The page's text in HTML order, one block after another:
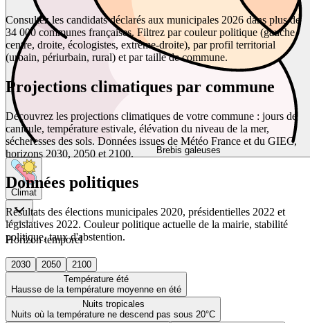
Brebis galeuses
Climat
Horizon temporel
2030 2050
2100
Température été
Hausse de la température moyenne en été
Nuits tropicales
Nuits où la température ne descend pas sous 20°C
Consultez les candidats déclarés aux municipales 2026 dans plus de
34 000 communes françaises. Filtrez par couleur politique (gauche,
centre, droite, écologistes, extrême-droite), par profil territorial
(urbain, périurbain, rural) et par taille de commune.
Projections climatiques par commune
Découvrez les projections climatiques de votre commune : jours de
canicule, température estivale, élévation du niveau de la mer,
sécheresses des sols. Données issues de Météo France et du GIEC,
horizons 2030, 2050 et 2100.
Données politiques
Résultats des élections municipales 2020, présidentielles 2022 et
législatives 2022. Couleur politique actuelle de la mairie, stabilité
politique, taux d'abstention.